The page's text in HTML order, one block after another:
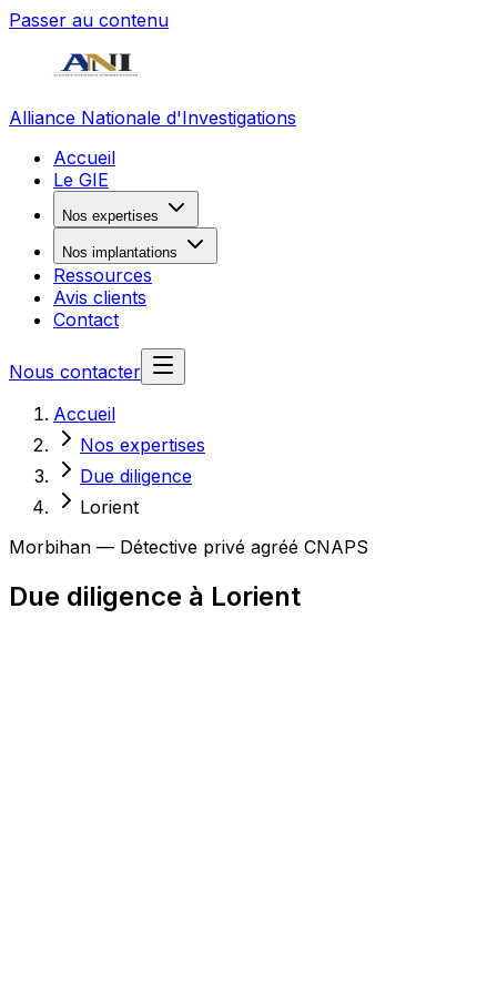
Passer au contenu
Alliance Nationale d'Investigations
Accueil
Le GIE
Nos expertises
Nos implantations
Ressources
Avis clients
Contact
Nous contacter
Accueil
Nos expertises
Due diligence
Lorient
Morbihan — Détective privé agréé CNAPS
Due diligence à Lorient